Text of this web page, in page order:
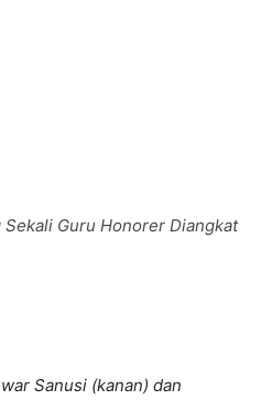
Guru Honorer Diangkat
Sanusi (kanan) dan